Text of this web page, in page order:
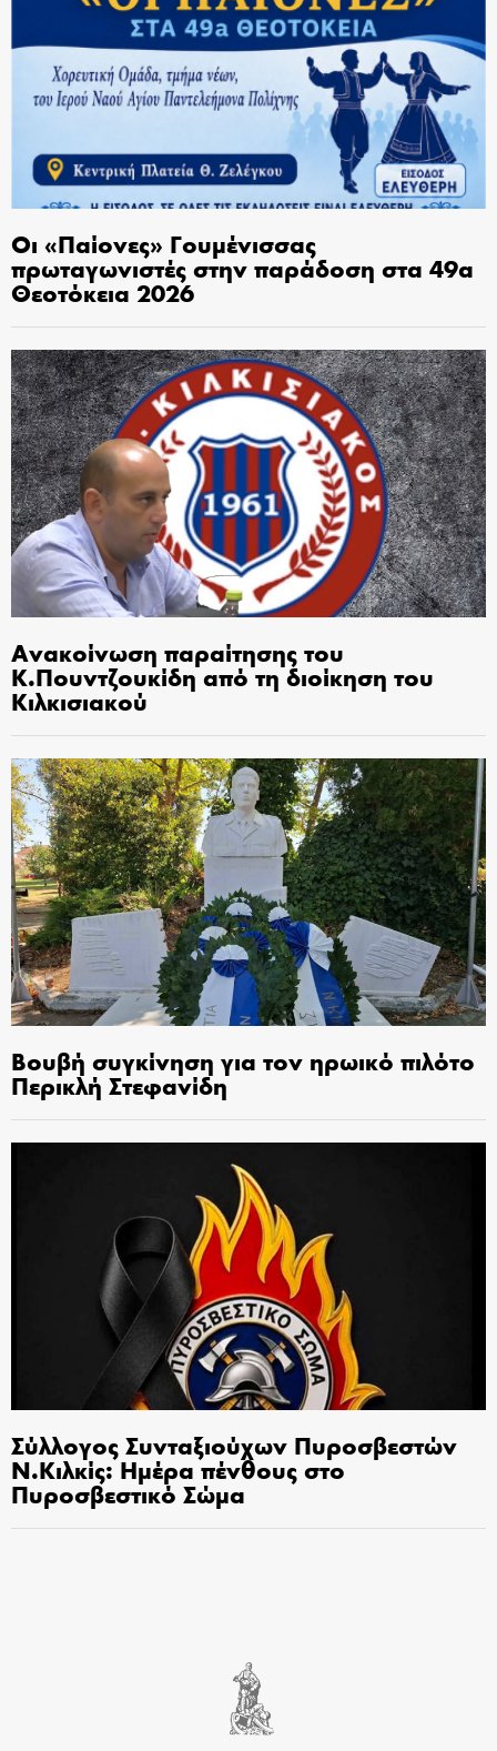
Οι «Παίονες» Γουμένισσας
πρωταγωνιστές στην παράδοση στα 49α
Θεοτόκεια 2026
Ανακοίνωση παραίτησης του
Κ.Πουντζουκίδη από τη διοίκηση του
Κιλκισιακού
Βουβή συγκίνηση για τον ηρωικό πιλότο
Περικλή Στεφανίδη
Σύλλογος Συνταξιούχων Πυροσβεστών
Ν.Κιλκίς: Ημέρα πένθους στο
Πυροσβεστικό Σώμα